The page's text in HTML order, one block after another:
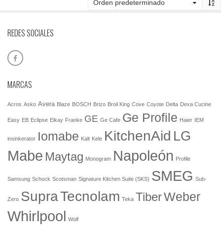
REDES SOCIALES
MARCAS
Acros Asko Avera Blaze BOSCH Brizo Broil King Cove Coyote Delta Dexa Cucine
Easy EB Eclipse Elkay Franke GE Ge Cafe Ge Profile Haier IEM
insinkerator Iomabe Kalt Kele KitchenAid LG
Mabe Maytag Monogram Napoleón Profile
Samsung Schock Scotsman Signature Kitchen Suite (SKS) SMEG Sub-
Zero SupraTecnolam Teka TiberWeber
Whirlpool Wolf